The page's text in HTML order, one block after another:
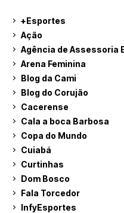
+Esportes
Ação
Agência de Assessoria
Arena Feminina
Blog da Cami
Blog do Corujão
Cacerense
Cala a boca Barbosa
Copa do Mundo
Cuiabá
Curtinhas
Dom Bosco
Fala Torcedor
InfyEsportes